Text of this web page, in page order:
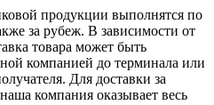
продукции выполнятся по
за рубеж. В зависимости от
товара может быть
компанией до терминала или
Для доставки за
компания оказывает весь